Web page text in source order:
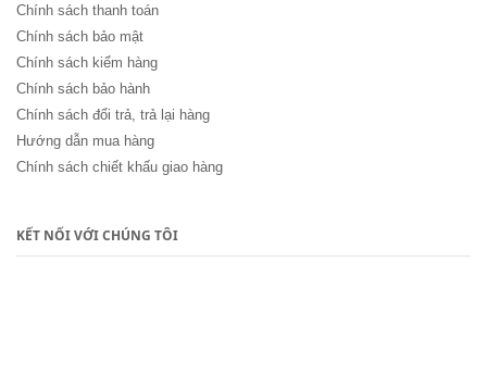
Chính sách thanh toán
Chính sách bảo mật
Chính sách kiểm hàng
Chính sách bảo hành
Chính sách đổi trả, trả lại hàng
Hướng dẫn mua hàng
Chính sách chiết khấu giao hàng
KẾT NỐI VỚI CHÚNG TÔI